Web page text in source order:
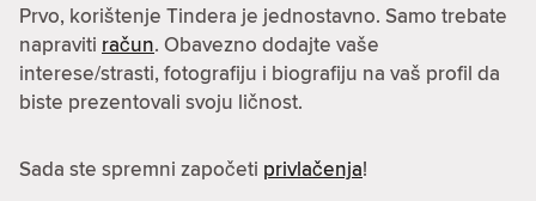
Prvo, korištenje Tindera je jednostavno. Samo trebate
napraviti račun. Obavezno dodajte vaše
interese/strasti, fotografiju i biografiju na vaš profil da
biste prezentovali svoju ličnost.
Sada ste spremni započeti privlačenja!